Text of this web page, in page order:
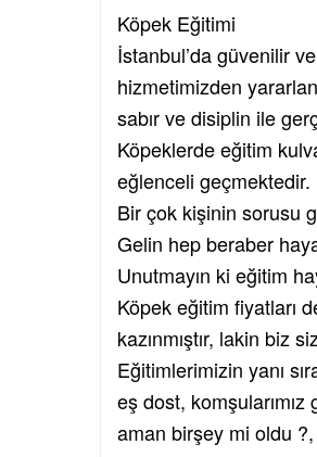
Köpek Eğitimi
İstanbul’da güvenilir
hizmetimizden
sabır ve disiplin ile
Köpeklerde eğitim
eğlenceli geçmektedir.
Bir çok kişinin sorusu
Gelin hep beraber
Unutmayın ki eğitim
Köpek eğitim fiyatları
kazınmıştır, lakin biz
Eğitimlerimizin yanı
eş dost, komşularımız
aman birşey mi oldu